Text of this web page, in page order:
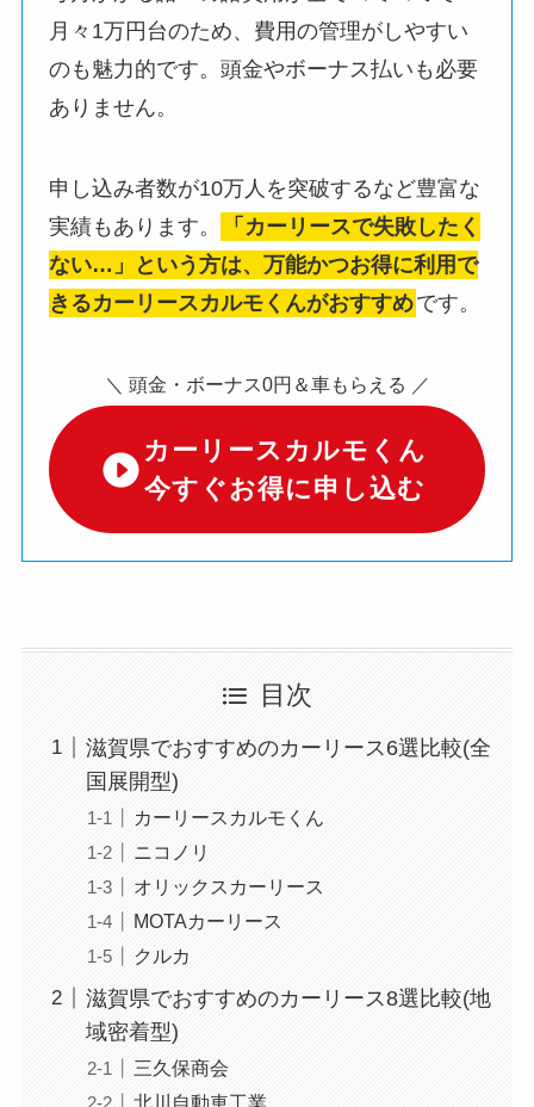
月々1万円台のため、費用の管理がしやすい
のも魅力的です。頭金やボーナス払いも必要
ありません。
申し込み者数が10万人を突破するなど豊富な
実績もあります。
「カーリースで失敗したく
ない…」という方は、万能かつお得に利用で
きるカーリースカルモくんがおすすめです。
＼ 頭金・ボーナス0円＆車もらえる ／
カーリースカルモくん
今すぐお得に申し込む
目次
滋賀県でおすすめのカーリース6選比較(全
国展開型)
カーリースカルモくん
ニコノリ
オリックスカーリース
MOTAカーリース
クルカ
滋賀県でおすすめのカーリース8選比較(地
域密着型)
三久保商会
北川自動車工業